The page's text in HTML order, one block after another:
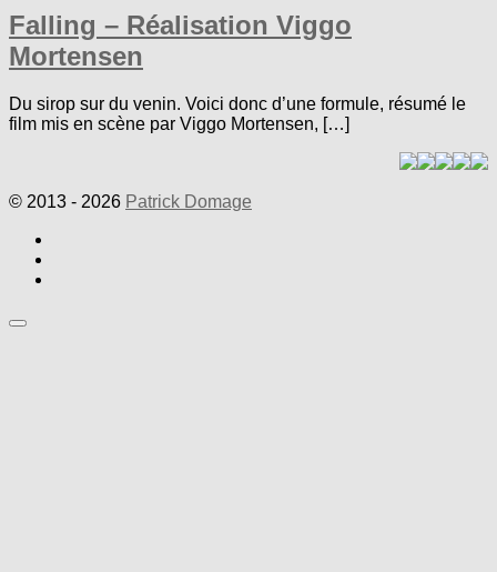
Falling – Réalisation Viggo
Mortensen
Du sirop sur du venin. Voici donc d’une formule, résumé le
film mis en scène par Viggo Mortensen, […]
© 2013 - 2026 Patrick Domage